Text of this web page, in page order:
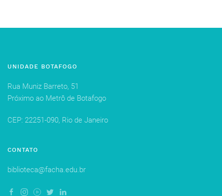
UNIDADE BOTAFOGO
Rua Muniz Barreto, 51
Próximo ao Metrô de Botafogo
CEP: 22251-090, Rio de Janeiro
CONTATO
biblioteca@facha.edu.br